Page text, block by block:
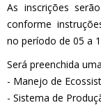
As inscrições
conforme
no período de 05 a
Será preenchida
- Manejo de
- Sistema de